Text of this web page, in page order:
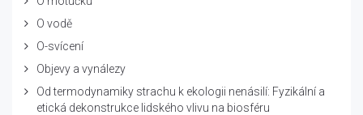
O vodě
O-svícení
Objevy a vynálezy
Od termodynamiky strachu k ekologii nenásilí: Fyzikální a
etická dekonstrukce lidského vlivu na biosféru